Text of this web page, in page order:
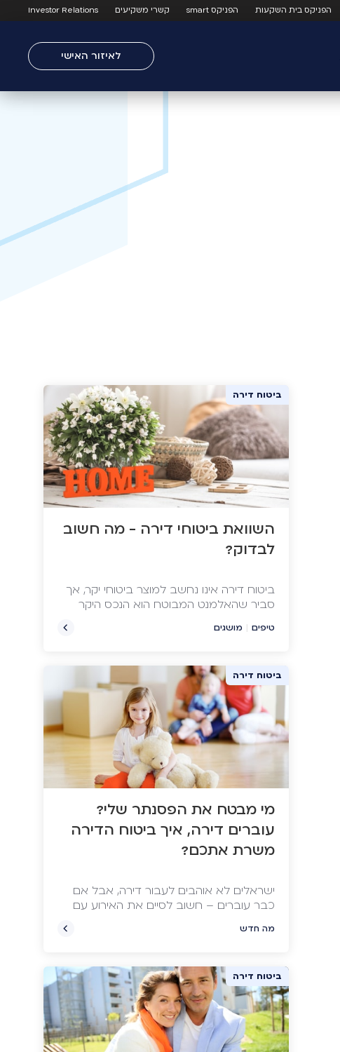
הפניקס בית השקעות הפניקס smart קשרי משקיעים Investor Relations
לאיזור האישי
ביטוח דירה
השוואת ביטוחי דירה - מה חשוב
לבדוק?
ביטוח דירה אינו נחשב למוצר ביטוחי יקר, אך
סביר שהאלמנט המבוטח הוא הנכס היקר
טיפים | מושגים
ביטוח דירה
מי מבטח את הפסנתר שלי?
עוברים דירה, איך ביטוח הדירה
משרת אתכם?
ישראלים לא אוהבים לעבור דירה, אבל אם
כבר עוברים – חשוב לסיים את האירוע עם
תשכחו לעדכן את חברת הביטוח שעברתם.
מה חדש
ביטוח דירה